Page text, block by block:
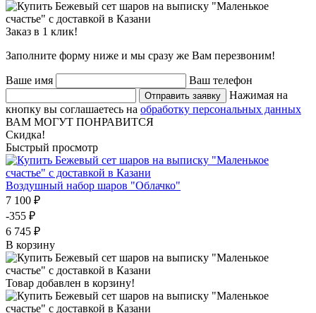
Заказ в 1 клик!
Заполните форму ниже и мы сразу же Вам перезвоним!
Ваше имя Ваш телефон
Отправить заявку
Нажимая на
кнопку вы соглашаетесь на обработку персональных данных
ВАМ МОГУТ ПОНРАВИТСЯ
Скидка!
Быстрый просмотр
Воздушный набор шаров "Облачко"
7 100 ₽
-355 ₽
6 745 ₽
В корзину
Товар добавлен в корзину!